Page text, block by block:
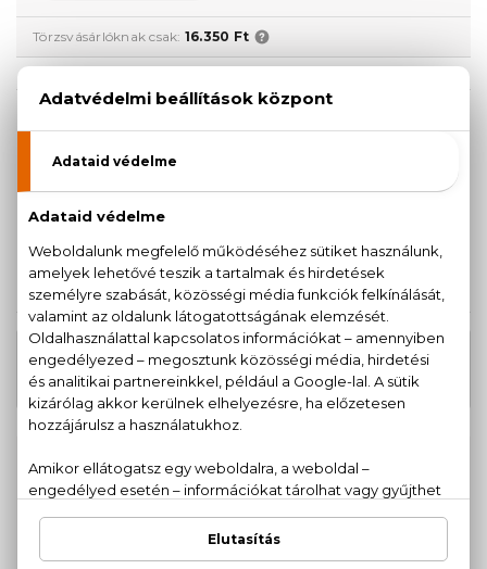
Törzsvásárlóknak csak: 16.350 Ft
KISZERELÉS KIVÁLASZTÁSA
30 ml
50 ml
Teszter 100 ml
KAPCSOLÓDÓ TERMÉKEK
Man Eau De Toilette Szett 100+100
ml
25.880 Ft
100% eredeti termékek,14 napos visszaküldési
garanciával
Kérdésed van, elakadtál? Hívd ügyfélszolgálatunkat:+36